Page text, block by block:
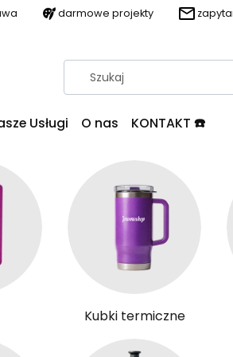
darmowe projekty
Usługi O nas KONTAKT ☎️
Kubki termiczne